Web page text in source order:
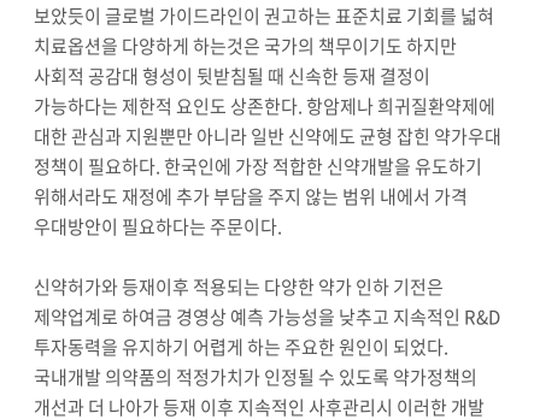
보았듯이 글로벌 가이드라인이 권고하는 표준치료 기회를 넓혀
치료옵션을 다양하게 하는것은 국가의 책무이기도 하지만
사회적 공감대 형성이 뒷받침될 때 신속한 등재 결정이
가능하다는 제한적 요인도 상존한다. 항암제나 희귀질환약제에
대한 관심과 지원뿐만 아니라 일반 신약에도 균형 잡힌 약가우대
정책이 필요하다. 한국인에 가장 적합한 신약개발을 유도하기
위해서라도 재정에 추가 부담을 주지 않는 범위 내에서 가격
우대방안이 필요하다는 주문이다.
신약허가와 등재이후 적용되는 다양한 약가 인하 기전은
제약업계로 하여금 경영상 예측 가능성을 낮추고 지속적인 R&D
투자동력을 유지하기 어렵게 하는 주요한 원인이 되었다.
국내개발 의약품의 적정가치가 인정될 수 있도록 약가정책의
개선과 더 나아가 등재 이후 지속적인 사후관리시 이러한 개발